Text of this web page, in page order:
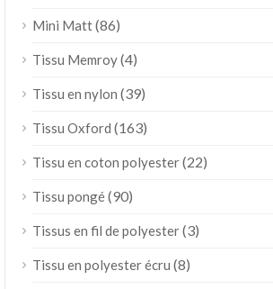
Mini Matt(86)
Tissu Memroy(4)
Tissu en nylon (39)
Tissu Oxford (163)
Tissu en coton polyester(22)
Tissu pongé(90)
Tissus en fil de polyester(3)
Tissu en polyester écru (8)